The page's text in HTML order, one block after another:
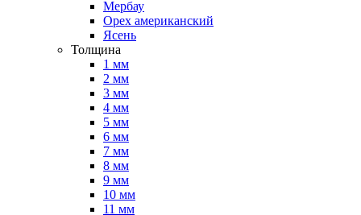
Мербау
Орех американский
Ясень
Толщина
1 мм
2 мм
3 мм
4 мм
5 мм
6 мм
7 мм
8 мм
9 мм
10 мм
11 мм